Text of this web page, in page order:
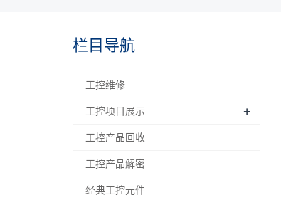
栏目导航
工控维修
工控项目展示 +
工控产品回收
工控产品解密
经典工控元件